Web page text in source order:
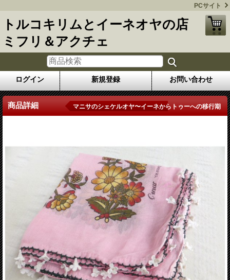
PCサイト
トルコキリムとイーネオヤの店
ミフリ＆アクチェ
ログイン 新規登録 お問い合わせ
商品詳細 マニサのシェケルオヤ〜イーネからトゥーへの移行期